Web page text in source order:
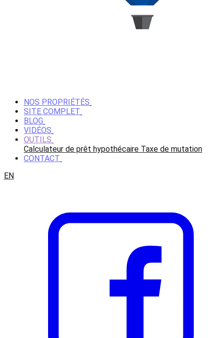
NOS PROPRIÉTÉS
SITE COMPLET
BLOG
VIDÉOS
OUTILS
Calculateur de prêt hypothécaire Taxe de mutation
CONTACT
EN